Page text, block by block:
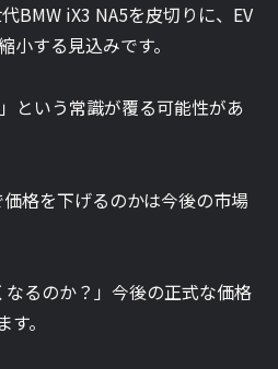
BMW iX3 NA5を皮切りに、EV
小する見込みです。
という常識が覆る可能性があ
格を下げるのかは今後の市場
なるのか？」今後の正式な価格
。